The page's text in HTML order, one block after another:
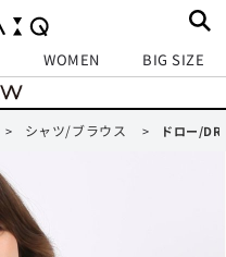
WOMEN BIG SIZE
> シャツ/ブラウス > ドロー/